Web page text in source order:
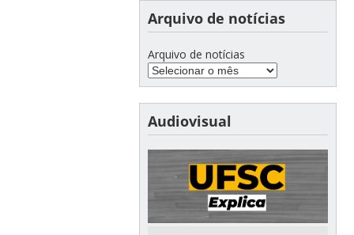
Arquivo de notícias
Arquivo de notícias
Audiovisual